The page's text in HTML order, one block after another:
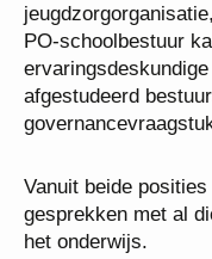
PO-schoolbestuur
afgestudeerd
Vanuit beide
gesprekken met al
het onderwijs.